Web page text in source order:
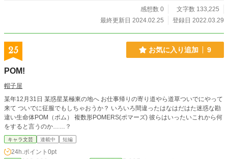
感想数 0
文字数 133,225
最終更新日 2024.02.25
登録日 2022.03.29
25 お気に入り追加 9
POM!
帽子屋
某年12月31日 某惑星某極東の地へ お仕事帰りの寄り道やら道草ついでにやって
来て ついでに征服でもしちゃおうか？ いろいろ間違ったはなはだはた迷惑な勘
違い生命体POM（ポム） 複数形POMERS(ポマーズ) 彼らはいったいこれから何
をすると言うのか……？
キャラ文芸 連載中 短編
24h.ポイント 0pt